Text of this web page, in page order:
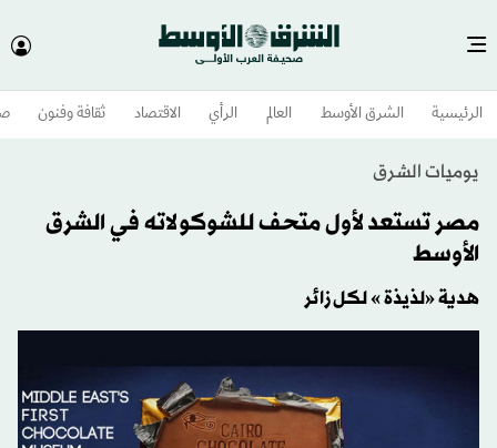
الرئيسية الشرق الأوسط​ العالم الرأي الاقتصاد ثقافة وفنون
يوميات الشرق
مصر تستعد لأول متحف للشوكولاته في الشرق
الأوسط
هدية «لذيذة » لكل زائر